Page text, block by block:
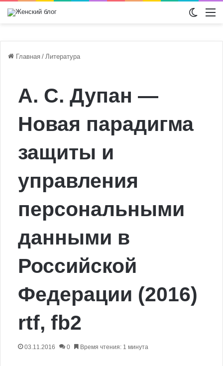
Главная / Литература
А. С. Дупан —
Новая парадигма
защиты и
управления
персональными
данными в
Российской
Федерации (2016)
rtf, fb2
03.11.2016 0 Время чтения: 1 минута